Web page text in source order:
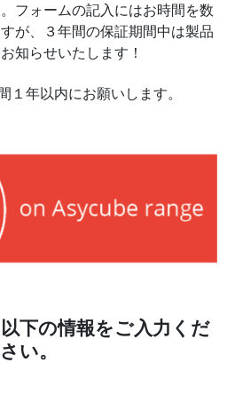
フォームの記入にはお時間を数
が、３年間の保証期間中は製品
知らせいたします！
１年以内にお願いします。
下の情報をご入力くだ
さい。